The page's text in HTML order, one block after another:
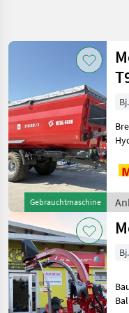
Kategorie 2
AKTUELLER
PFAD
Metal Fach
Agrarkipper
T 730 3
KATEGORIE
WÄHLEN
Landtechnik
205
Bautechnik
1
Forsttechnik
1
Zurücksetzen
Gebrauchtmaschine